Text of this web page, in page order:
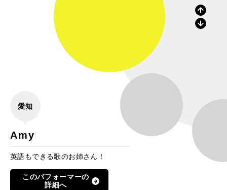
愛知
Amy
英語もできる歌のお姉さん！
このパフォーマーの
詳細へ